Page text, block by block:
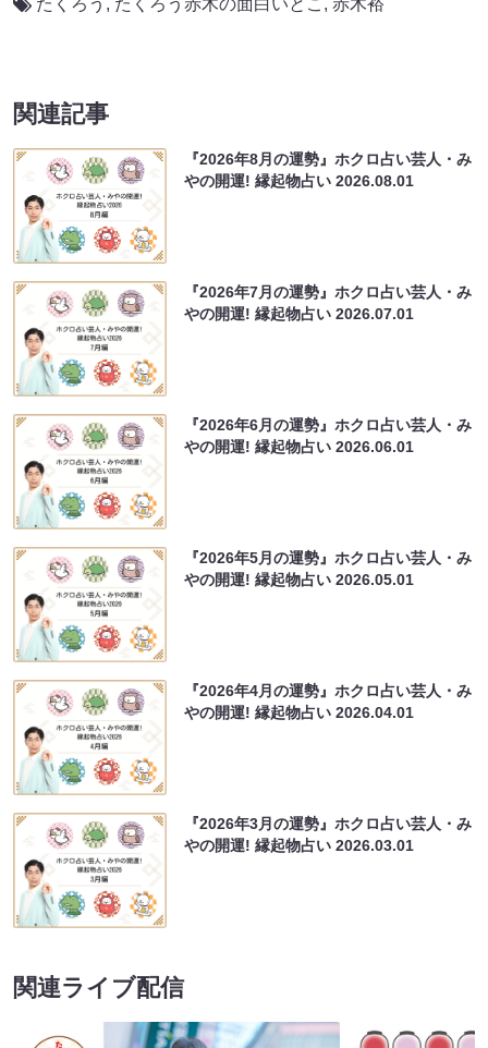
たくろう , たくろう赤木の面白いとこ , 赤木裕
関連記事
『2026年8月の運勢』ホクロ占い芸人・み
やの開運! 縁起物占い2026.08.01
『2026年7月の運勢』ホクロ占い芸人・み
やの開運! 縁起物占い2026.07.01
『2026年6月の運勢』ホクロ占い芸人・み
やの開運! 縁起物占い2026.06.01
『2026年5月の運勢』ホクロ占い芸人・み
やの開運! 縁起物占い2026.05.01
『2026年4月の運勢』ホクロ占い芸人・み
やの開運! 縁起物占い2026.04.01
『2026年3月の運勢』ホクロ占い芸人・み
やの開運! 縁起物占い2026.03.01
関連ライブ配信